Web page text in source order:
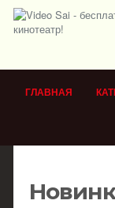
ГЛАВНАЯ